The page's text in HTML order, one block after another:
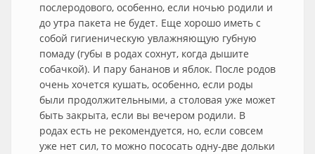
послеродового, особенно, если ночью родили и
до утра пакета не будет. Еще хорошо иметь с
собой гигиеническую увлажняющую губную
помаду (губы в родах сохнут, когда дышите
собачкой). И пару бананов и яблок. После родов
очень хочется кушать, особенно, если роды
были продолжительными, а столовая уже может
быть закрыта, если вы вечером родили. В
родах есть не рекомендуется, но, если совсем
уже нет сил, то можно пососать одну-две дольки